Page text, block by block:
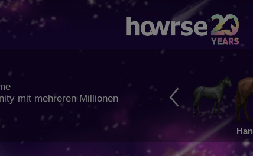
mit mehreren Millionen